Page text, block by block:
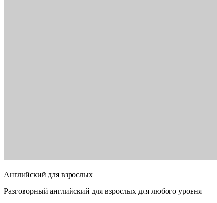
Английский для взрослых
Разговорный английский для взрослых для любого уровня